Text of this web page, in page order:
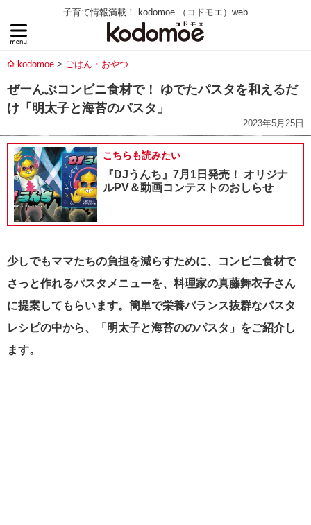
子育て情報満載！ kodomoe （コドモエ）web
kodomoe ごはん・おやつ
ぜーんぶコンビニ食材で！ ゆでたパスタを和えるだ
け「明太子と海苔のパスタ」
2023年5月25日
こちらも読みたい
『DJうんち』7月1日発売！ オリジナ
ルPV＆動画コンテストのおしらせ
少しでもママたちの負担を減らすために、コンビニ食材で
さっと作れるパスタメニューを、料理家の真藤舞衣子さん
に提案してもらいます。簡単で栄養バランス抜群なパスタ
レシピの中から、「明太子と海苔ののパスタ」をご紹介し
ます。